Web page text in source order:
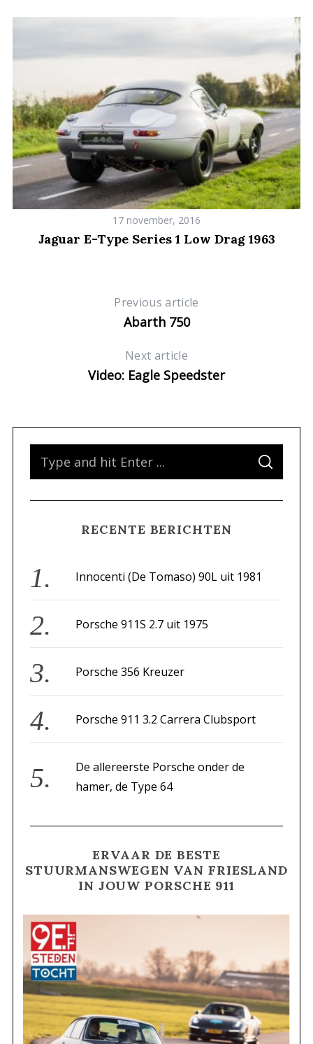
17 november, 2016
Jaguar E-Type Series 1 Low Drag 1963
Previous article
Abarth 750
Next article
Video: Eagle Speedster
f
o
:
S
A
C
RECENTE BERICHTEN
Innocenti (De Tomaso) 90L uit 1981
Porsche 911S 2.7 uit 1975
Porsche 356 Kreuzer
Porsche 911 3.2 Carrera Clubsport
De allereerste Porsche onder de
hamer, de Type 64
ERVAAR DE BESTE
STUURMANSWEGEN VAN FRIESLAND
IN JOUW PORSCHE 911
a
o
r
: